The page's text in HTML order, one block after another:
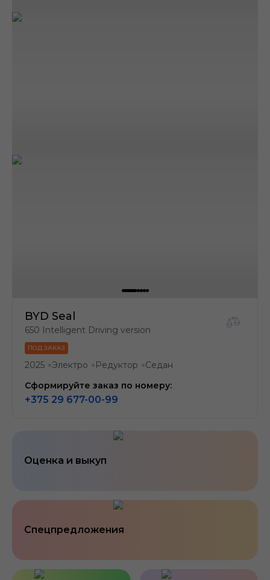
BYD Seal
650 Intelligent Driving version
ПОД ЗАКАЗ
2025 ●Электро ● Редуктор ●Седан
Сформируйте заказ по номеру:
+375 29 677-00-99
Оценка и выкуп
Спецпредложения